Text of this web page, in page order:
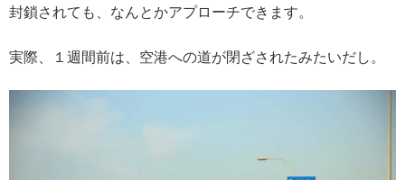
封鎖されても、なんとかアプローチできます。
実際、１週間前は、空港への道が閉ざされたみたいだし。